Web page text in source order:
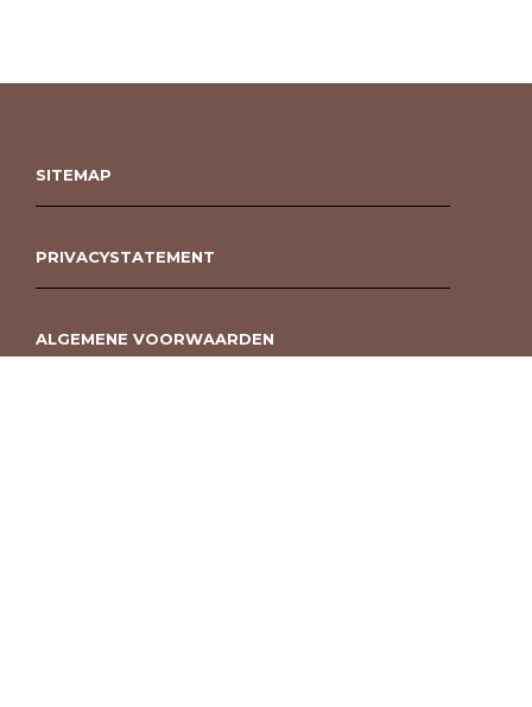
SITEMAP
PRIVACYSTATEMENT
ALGEMENE VOORWAARDEN